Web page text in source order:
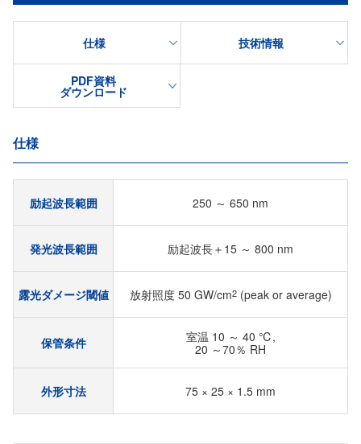
仕様 技術情報
PDF資料
ダウンロード
仕様
励起波長範囲 250 ～ 650 nm
発光波長範囲 励起波長＋15 ～ 800 nm
露光ダメージ閾値 放射照度 50 GW/cm2(peak or average)
保管条件
室温 10 ～ 40 ℃,
20 ～70％ RH
外形寸法 75 × 25 × 1.5 mm